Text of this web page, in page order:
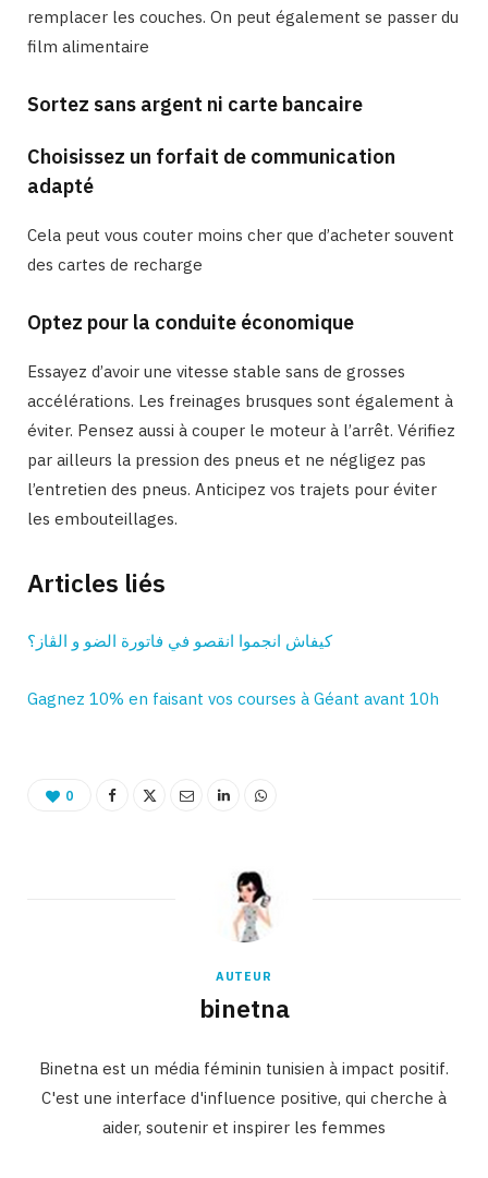
remplacer les couches. On peut également se passer du
film alimentaire
Sortez sans argent ni carte bancaire
Choisissez un forfait de communication
adapté
Cela peut vous couter moins cher que d’acheter souvent
des cartes de recharge
Optez pour la conduite économique
Essayez d’avoir une vitesse stable sans de grosses
accélérations. Les freinages brusques sont également à
éviter. Pensez aussi à couper le moteur à l’arrêt. Vérifiez
par ailleurs la pression des pneus et ne négligez pas
l’entretien des pneus. Anticipez vos trajets pour éviter
les embouteillages.
Articles liés
كيفاش انجموا انقصو في فاتورة الضو و الڨاز؟
Gagnez 10% en faisant vos courses à Géant avant 10h
0
AUTEUR
binetna
Binetna est un média féminin tunisien à impact positif.
C'est une interface d'influence positive, qui cherche à
aider, soutenir et inspirer les femmes